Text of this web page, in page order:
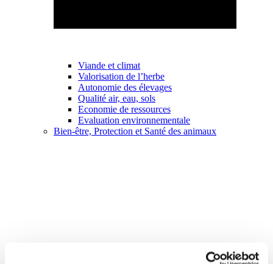
Viande et climat
Valorisation de l’herbe
Autonomie des élevages
Qualité air, eau, sols
Economie de ressources
Evaluation environnementale
Bien-être, Protection et Santé des animaux